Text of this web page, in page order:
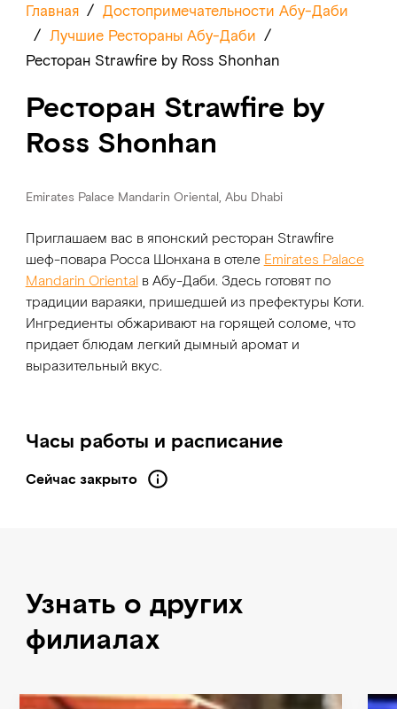
Главная / Достопримечательности Абу-Даби
/ Лучшие Рестораны Абу-Даби /
Ресторан Strawfire by Ross Shonhan
Ресторан Strawfire by
Ross Shonhan
Emirates Palace Mandarin Oriental, Abu Dhabi
Приглашаем вас в японский ресторан Strawfire
шеф-повара Росса Шонхана в отеле Emirates Palace
Mandarin Orientalв Абу-Даби. Здесь готовят по
традиции вараяки, пришедшей из префектуры Коти.
Ингредиенты обжаривают на горящей соломе, что
придает блюдам легкий дымный аромат и
выразительный вкус.
Часы работы и расписание
Сейчас закрыто
Узнать о других
филиалах